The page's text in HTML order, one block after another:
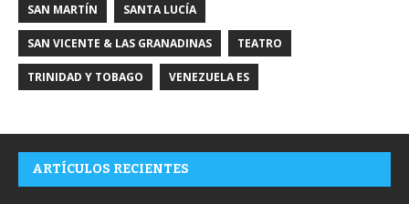
SAN MARTÍN SANTA LUCÍA
SAN VICENTE & LAS GRANADINAS TEATRO
TRINIDAD Y TOBAGO VENEZUELA ES
ARTÍCULOS RECIENTES